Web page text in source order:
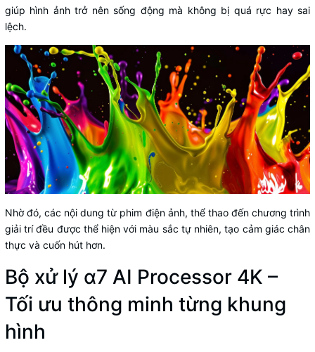
giúp hình ảnh trở nên sống động mà không bị quá rực hay sai
lệch.
Nhờ đó, các nội dung từ phim điện ảnh, thể thao đến chương trình
giải trí đều được thể hiện với màu sắc tự nhiên, tạo cảm giác chân
thực và cuốn hút hơn.
Bộ xử lý α7 AI Processor 4K –
Tối ưu thông minh từng khung
hình